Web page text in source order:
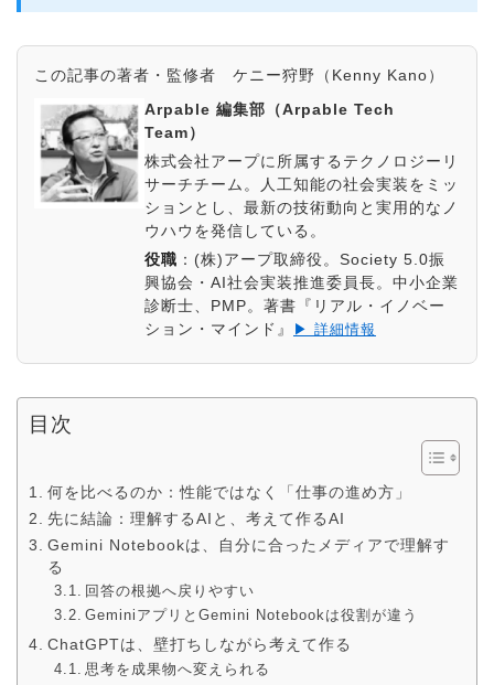
この記事の著者・監修者 ケニー狩野（Kenny Kano）
Arpable 編集部（Arpable Tech
Team）
株式会社アープに所属するテクノロジーリ
サーチチーム。人工知能の社会実装をミッ
ションとし、最新の技術動向と実用的なノ
ウハウを発信している。
役職 ： (株)アープ取締役。Society 5.0振
興協会・AI社会実装推進委員長。中小企業
診断士、PMP。著書『リアル・イノベー
ション・マインド』
▶ 詳細情報
目次
何を比べるのか：性能ではなく「仕事の進め方」
先に結論：理解するAIと、考えて作るAI
Gemini Notebookは、自分に合ったメディアで理解す
る
回答の根拠へ戻りやすい
GeminiアプリとGemini Notebookは役割が違う
ChatGPTは、壁打ちしながら考えて作る
思考を成果物へ変えられる